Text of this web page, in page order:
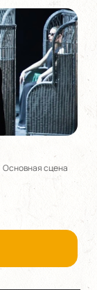
Основная сцена